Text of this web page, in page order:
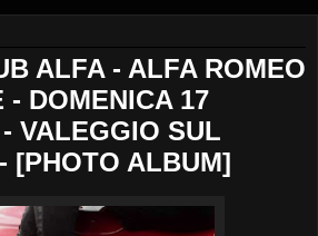
ALFA - ALFA ROMEO
- DOMENICA 17
VALEGGIO SUL
[PHOTO ALBUM]